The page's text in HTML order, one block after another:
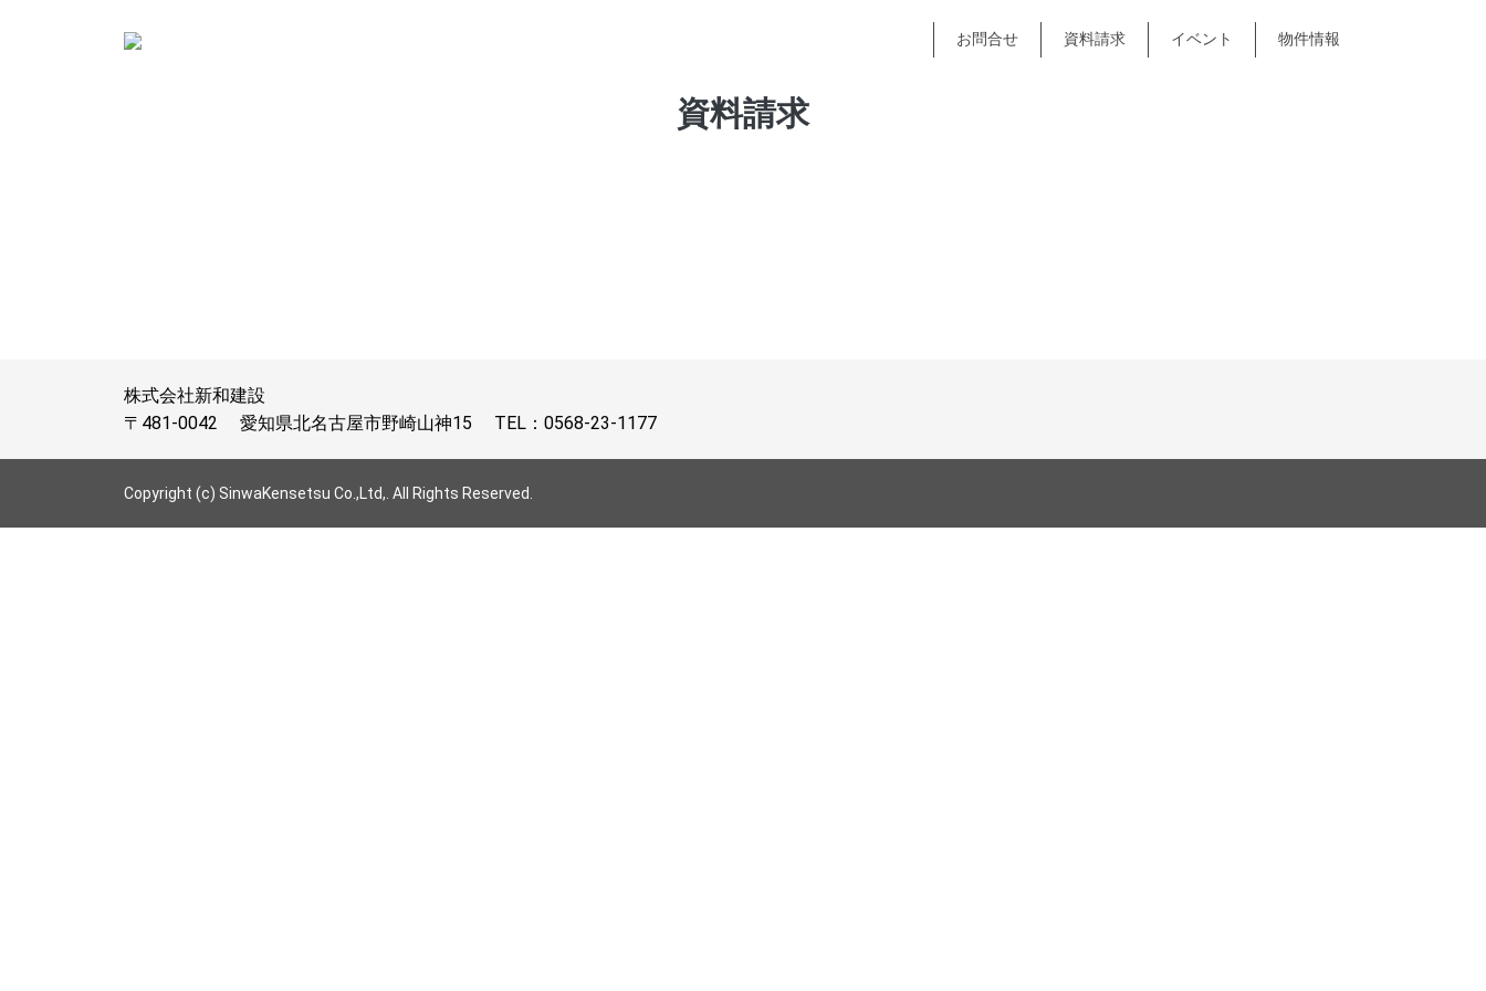
お問合せ 資料請求 イベント 物件情報
資料請求
株式会社新和建設
〒481-0042
愛知県北名古屋市野崎山神15 TEL： 0568-23-1177
Copyright (c) SinwaKensetsu Co.,Ltd,. All Rights Reserved.